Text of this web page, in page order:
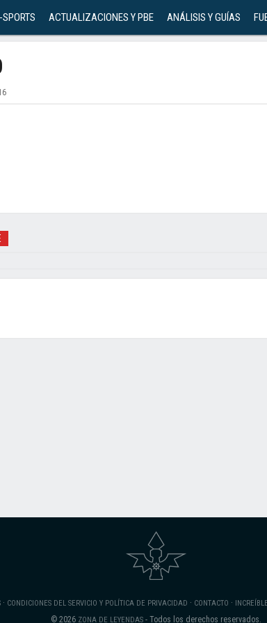
SPORTS ACTUALIZACIONES Y PBE ANÁLISIS Y GUÍAS
· CONDICIONES DEL SERVICIO Y POLÍTICA DE PRIVACIDAD · CONTACTO ·
© 2026 ZONA DE LEYENDAS- Todos los derechos reservados.